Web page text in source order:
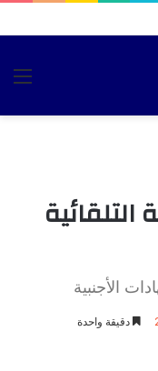
الأجنبية
دقيقة واحدة